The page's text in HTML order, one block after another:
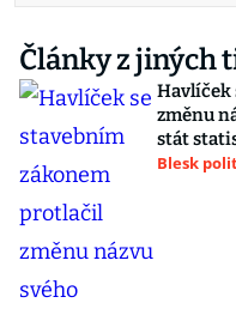
Články z jiných
Havlíček
změnu
stát
Blesk